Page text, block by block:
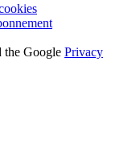
the Google Privacy